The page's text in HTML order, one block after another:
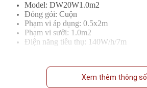
Model: DW20W1.0m2
Đóng gói: Cuộn
Phạm vi áp dụng: 0.5x2m
Phạm vi sưởi: 1.0m2
Điện năng tiêu thụ: 140W/h/7m
Xem thêm thông số